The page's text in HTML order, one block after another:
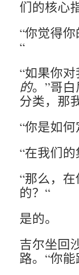
们的核心
“你觉得
“
“如果你
的。”哥
分类，那
“你是如何
“在我们
“那么，
的？“
是的。
吉尔坐回
路。“你